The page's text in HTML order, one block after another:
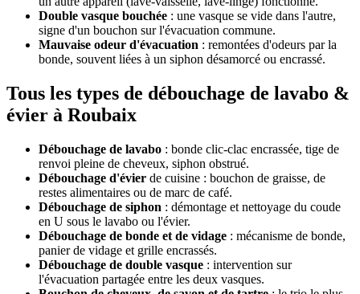
Double vasque bouchée : une vasque se vide dans l'autre,
signe d'un bouchon sur l'évacuation commune.
Mauvaise odeur d'évacuation : remontées d'odeurs par la
bonde, souvent liées à un siphon désamorcé ou encrassé.
Tous les types de débouchage de lavabo &
évier à Roubaix
Débouchage de lavabo : bonde clic-clac encrassée, tige de
renvoi pleine de cheveux, siphon obstrué.
Débouchage d'évier de cuisine : bouchon de graisse, de
restes alimentaires ou de marc de café.
Débouchage de siphon : démontage et nettoyage du coude
en U sous le lavabo ou l'évier.
Débouchage de bonde et de vidage : mécanisme de bonde,
panier de vidage et grille encrassés.
Débouchage de double vasque : intervention sur
l'évacuation partagée entre les deux vasques.